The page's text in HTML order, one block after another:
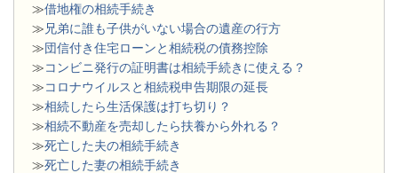
≫借地権の相続手続き
≫ 兄弟に誰も子供がいない場合の遺産の行方
≫団信付き住宅ローンと相続税の債務控除
≫コンビニ発行の証明書は相続手続きに使える？
≫コロナウイルスと相続税申告期限の延長
≫相続したら生活保護は打ち切り？
≫相続不動産を売却したら扶養から外れる？
≫死亡した夫の相続手続き
≫死亡した妻の相続手続き